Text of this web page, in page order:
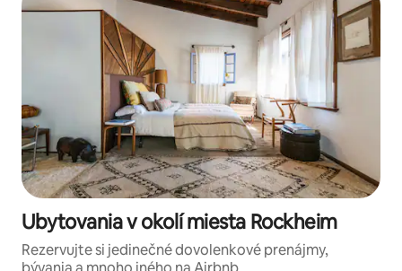
Ubytovania v okolí miesta Rockheim
Rezervujte si jedinečné dovolenkové prenájmy,